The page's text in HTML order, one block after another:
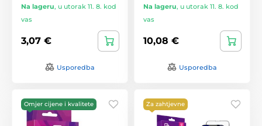
Na lageru, u utorak 11. 8. kod
vas
3,07 €
Usporedba
Na lageru, u utorak 11. 8. kod
vas
10,08 €
Usporedba
Omjer cijene i kvalitete Za zahtjevne